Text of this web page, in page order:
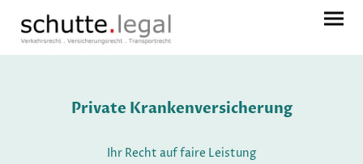
Private Krankenversicherung
Ihr Recht auf faire Leistung